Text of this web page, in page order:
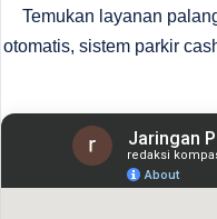
Temukan layanan
otomatis, sistem parkir